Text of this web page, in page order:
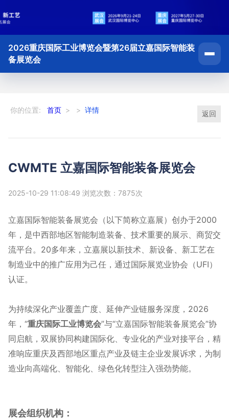
2026重庆国际工业博览会暨第26届立嘉国际智能装
备展览会
你的位置: 首页 > > 详情 返回
CWMTE 立嘉国际智能装备展览会
2025-10-29 11:08:49 浏览次数：7875次
立嘉国际智能装备展览会（以下简称立嘉展）创办于2000
年，是中西部地区智能制造装备、技术重要的展示、商贸交
流平台。20多年来，立嘉展以新技术、新设备、新工艺在
制造业中的推广应用为己任，通过国际展览业协会（UFI）
认证。
为持续深化产业覆盖广度、延伸产业链服务深度，2026
年，“重庆国际工业博览会”与“立嘉国际智能装备展览会”协
同启航，双展协同构建国际化、专业化的产业对接平台，精
准响应重庆及西部地区重点产业及链主企业发展诉求，为制
造业向高端化、智能化、绿色化转型注入强劲势能。
展会组织机构：